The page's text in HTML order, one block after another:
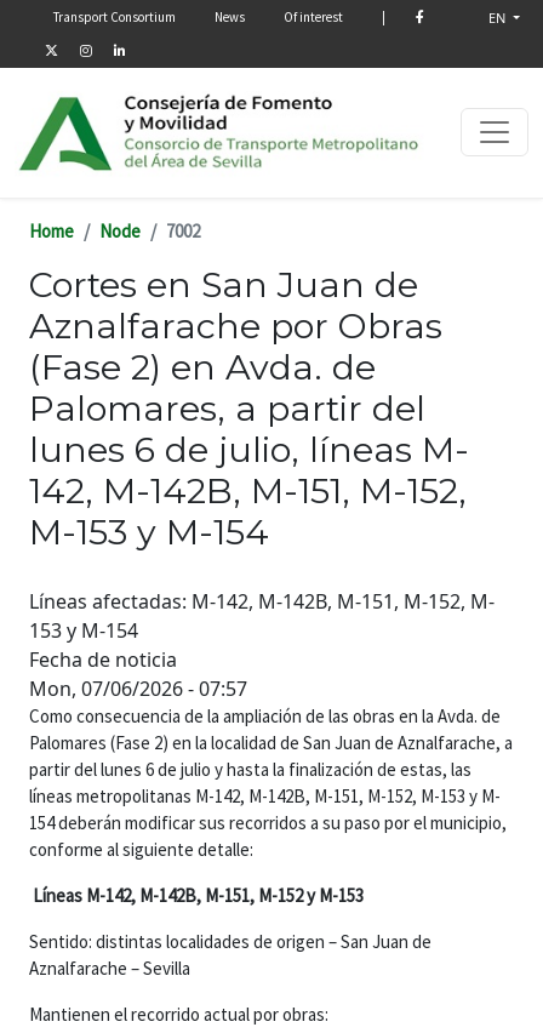
Skip to main content
Menú secundario
Transport Consortium News Of interest EN
Home Node 7002
Cortes en San Juan de
Aznalfarache por Obras
(Fase 2) en Avda. de
Palomares, a partir del
lunes 6 de julio, líneas M-
142, M-142B, M-151, M-152,
M-153 y M-154
Líneas afectadas: M-142, M-142B, M-151, M-152, M-
153 y M-154
Fecha de noticia
Mon, 07/06/2026 - 07:57
Como consecuencia de la ampliación de las obras en la Avda. de
Palomares (Fase 2) en la localidad de San Juan de Aznalfarache, a
partir del lunes 6 de julio y hasta la finalización de estas, las
líneas metropolitanas M-142, M-142B, M-151, M-152, M-153 y M-
154 deberán modificar sus recorridos a su paso por el municipio,
conforme al siguiente detalle:
Líneas M-142, M-142B, M-151, M-152 y M-153
Sentido: distintas localidades de origen – San Juan de
Aznalfarache – Sevilla
Mantienen el recorrido actual por obras: